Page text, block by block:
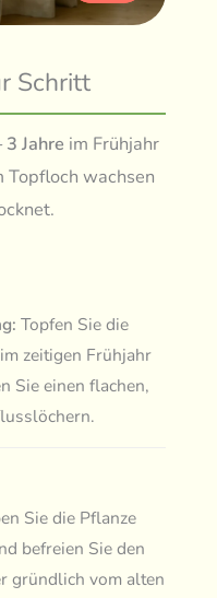
Schritt
3 Jahre im Frühjahr
Topfloch wachsen
Topfen Sie die
zeitigen Frühjahr
Sie einen flachen,
Sie die Pflanze
befreien Sie den
gründlich vom alten